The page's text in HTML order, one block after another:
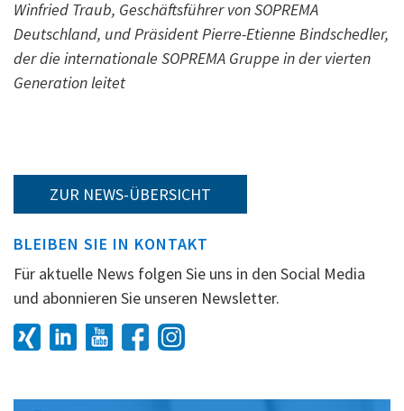
Winfried Traub, Geschäftsführer von SOPREMA
Deutschland, und Präsident Pierre-Etienne Bindschedler,
der die internationale SOPREMA Gruppe in der vierten
Generation leitet
ZUR NEWS-ÜBERSICHT
BLEIBEN SIE IN KONTAKT
Für aktuelle News folgen Sie uns in den Social Media
und abonnieren Sie unseren Newsletter.